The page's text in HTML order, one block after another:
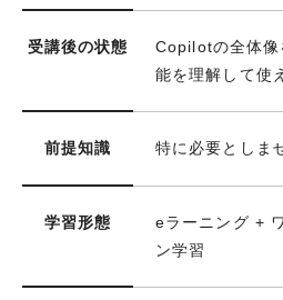
受講後の状態
Copilotの全体像
能を理解して使
前提知識 特に必要としま
学習形態
eラーニング +
ン学習